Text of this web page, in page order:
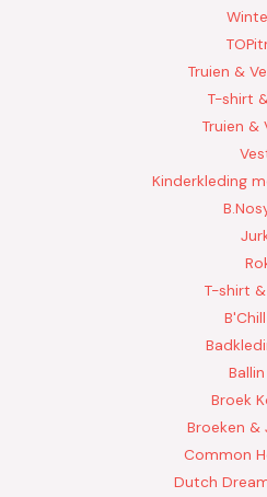
Truien &
T-shirt
Truien &
Kinderkleding
T-shirt
B'Chill
Ballin
Broek
Broeken &
Common
Dutch